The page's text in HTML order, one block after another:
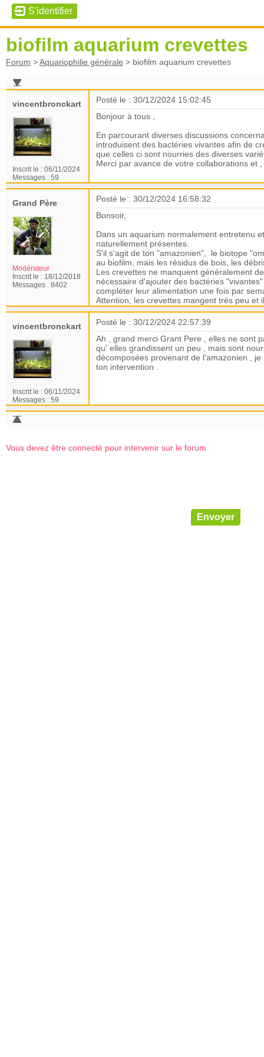
biofilm aquarium crevettes
Forum >Aquariophilie générale > biofilm aquarium crevettes
vincentbronckart
Inscrit le : 06/11/2024
Messages : 59
Posté le : 30/12/2024 15:02:45
Bonjour à tous ,
En parcourant diverses discussions
introduisent des bactéries vivantes afin de
que celles ci sont nourries des diverses
Merci par avance de votre collaborations et
Grand Père
Modérateur
Inscrit le : 18/12/2018
Messages : 8402
Posté le : 30/12/2024 16:58:32
Bonsoir,
Dans un aquarium normalement entretenu
naturellement présentes.
S'il s'agit de ton "amazonien", le biotope
au biofilm, mais les résidus de bois, les
Les crevettes ne manquent généralement
nécessaire d'ajouter des bactéries
compléter leur alimentation une fois par
Attention, les crevettes mangent très peu
vincentbronckart
Inscrit le : 06/11/2024
Messages : 59
Posté le : 30/12/2024 22:57:39
Ah , grand merci Grant Pere , elles ne sont
qu' elles grandissent un peu , mais sont
décomposées provenant de l'amazonien ,
ton intervention .
Vous devez être connecté pour intervenir sur le forum